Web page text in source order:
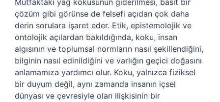
Mutfaktaki yağ kokusunun giderilmesi, basit bir
çözüm gibi görünse de felsefi açıdan çok daha
derin sorulara işaret eder. Etik, epistemolojik ve
ontolojik açılardan bakıldığında, koku, insan
algısının ve toplumsal normların nasıl şekillendiğini,
bilginin nasıl edinildiğini ve varlığın geçici doğasını
anlamamıza yardımcı olur. Koku, yalnızca fiziksel
bir duyum değil, aynı zamanda insanın içsel
dünyası ve çevresiyle olan ilişkisinin bir